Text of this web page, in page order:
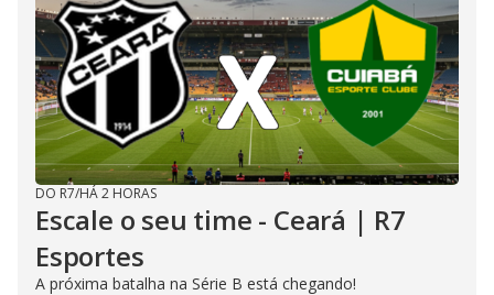
DO R7/HÁ 2 HORAS
Escale o seu time - Ceará | R7
Esportes
A próxima batalha na Série B está chegando!